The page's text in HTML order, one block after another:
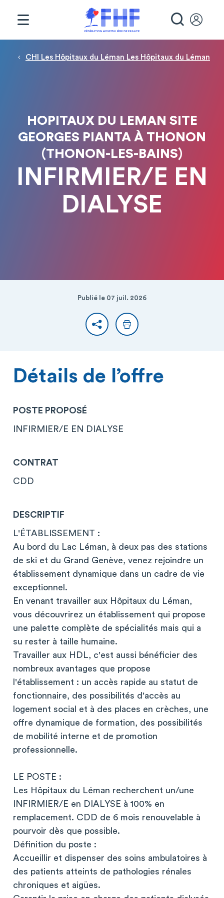
Fil d'Ariane
CHI Les Hôpitaux du Léman Les Hôpitaux du Léman
HOPITAUX DU LEMAN SITE
GEORGES PIANTA À THONON
(THONON-LES-BAINS)
INFIRMIER/E EN
DIALYSE
Publié le 07 juil. 2026
PartagerImprimer
Détails de l’offre
POSTE PROPOSÉ
INFIRMIER/E EN DIALYSE
CONTRAT
CDD
DESCRIPTIF
L'ÉTABLISSEMENT :
Au bord du Lac Léman, à deux pas des stations
de ski et du Grand Genève, venez rejoindre un
établissement dynamique dans un cadre de vie
exceptionnel.
En venant travailler aux Hôpitaux du Léman,
vous découvrirez un établissement qui propose
une palette complète de spécialités mais qui a
su rester à taille humaine.
Travailler aux HDL, c'est aussi bénéficier des
nombreux avantages que propose
l'établissement : un accès rapide au statut de
fonctionnaire, des possibilités d'accès au
logement social et à des places en crèches, une
offre dynamique de formation, des possibilités
de mobilité interne et de promotion
professionnelle.
LE POSTE :
Les Hôpitaux du Léman recherchent un/une
INFIRMIER/E en DIALYSE à 100% en
remplacement. CDD de 6 mois renouvelable à
pourvoir dès que possible.
Définition du poste :
Accueillir et dispenser des soins ambulatoires à
des patients atteints de pathologies rénales
chroniques et aigües.
Panneau de gestion des cookies